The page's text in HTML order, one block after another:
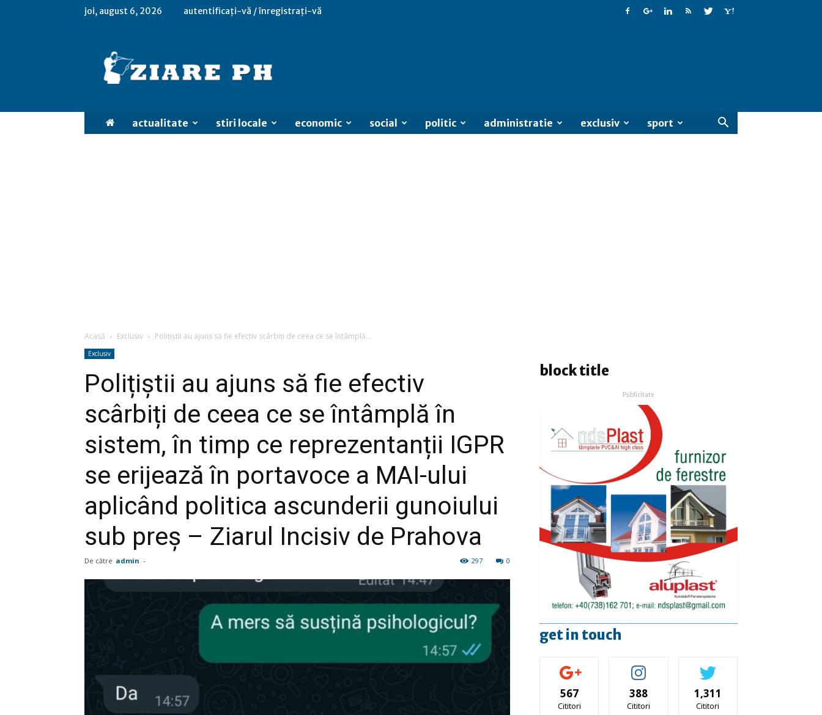
joi, august 6, 2026 autentificați-vă / înregistrați-vă
actualitate stiri locale economic social politic administratie exclusiv sport
Acasă Exclusiv Polițiștii au ajuns să fie efectiv scârbiți de ceea ce se întâmplă...
Exclusiv
Polițiștii au ajuns să fie efectiv
scârbiți de ceea ce se întâmplă în
sistem, în timp ce reprezentanții IGPR
se erijează în portavoce a MAI-ului
aplicând politica ascunderii gunoiului
sub preș – Ziarul Incisiv de Prahova
De către admin - 0
297
block title
Publicitate
get in touch
567
Cititori
388
Cititori
1,311
Cititori